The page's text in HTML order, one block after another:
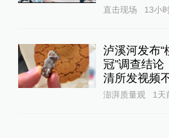
直击现场 13小
泸溪河发布
冠”调查结
清所发视频
澎湃质量观 1天